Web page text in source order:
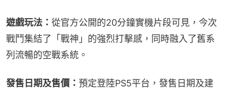
遊戲玩法： 從官方公開的20分鐘實機片段可見，今次
戰鬥集結了「戰神」的強烈打擊感，同時融入了舊系
列流暢的空戰系統。
發售日期及售價： 預定登陸PS5平台，發售日期及建